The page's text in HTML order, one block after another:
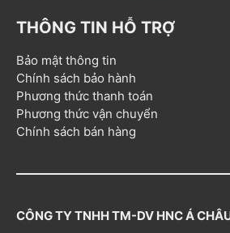
THÔNG TIN HỖ TRỢ
Bảo mật thông tin
Chính sách bảo hành
Phương thức thanh toán
Phương thức vận chuyển
Chính sách bán hàng
CÔNG TY TNHH TM-DV HNC Á